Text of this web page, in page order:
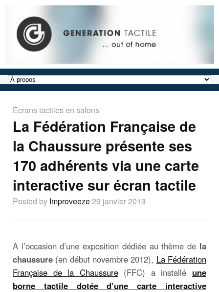
Ecrans tactiles en salons
La Fédération Française de
la Chaussure présente ses
170 adhérents via une carte
interactive sur écran tactile
Posted by Improveeze29 janvier 2013
A l’occasion d’une exposition dédiée au thème de la
chaussure (en début novembre 2012), La Fédération
Française de la Chaussure(FFC) a installé une
borne tactile dotée d’une carte interactive